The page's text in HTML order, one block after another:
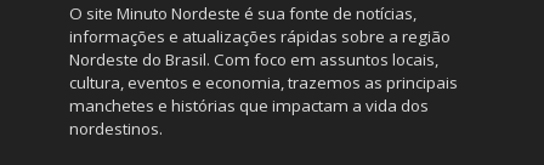
O site Minuto Nordeste é sua fonte de notícias,
informações e atualizações rápidas sobre a região
Nordeste do Brasil. Com foco em assuntos locais,
cultura, eventos e economia, trazemos as principais
manchetes e histórias que impactam a vida dos
nordestinos.